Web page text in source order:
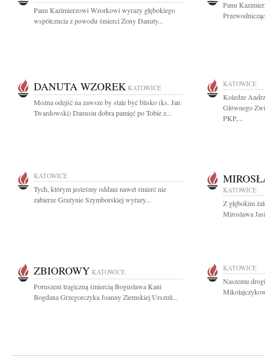
Panu Kazimierzowi Wzorkowi wyrazy głębokiego
współczucia z powodu śmierci Żony Danuty...
Panu
DANUTA WZOREK KATOWICE
Można odejść na zawsze by stale być blisko (ks. Jan
Twardowski) Danusiu dobra pamięć po Tobie z...
KATOWICE
Koledze
Głównego
PKP,...
KATOWICE
Tych, którym jesteśmy oddani nawet śmierć nie
zabierze Grażynie Szymborskiej wyrazy...
KATOWICE
Z głębokim
Mirosława
ZBIOROWY KATOWICE
Poruszeni tragiczną śmiercią Bogusława Kani
Bogdana Grzegorczyka Joanny Ziemskiej Urszuli...
KATOWICE
Naszemu